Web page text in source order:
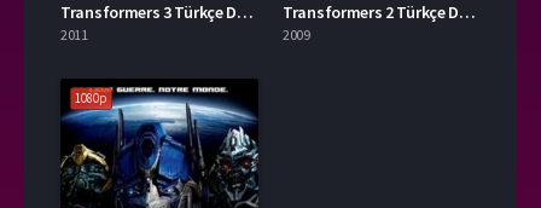
Transformers 3 Türkçe Dublaj İzle
2011
Transformers 2 Türkçe Dublaj İzle
2009
1080p